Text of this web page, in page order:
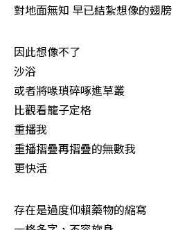
對地面無知 早已結紮想像的翅膀
因此想像不了
沙浴
或者將喙瑣碎啄進草叢
比觀看籠子定格
重播我
重播摺疊再摺疊的無數我
更快活
存在是過度仰賴藥物的縮寫